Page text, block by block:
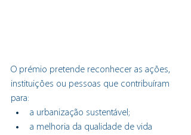
O prémio pretende reconhecer as ações,
instituições ou pessoas que contribuíram
para:
a urbanização sustentável;
a melhoria da qualidade de vida